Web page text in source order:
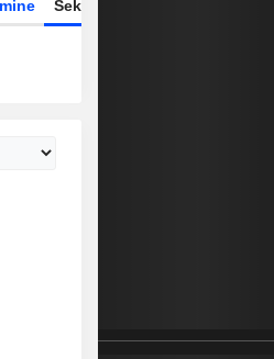
Sektor